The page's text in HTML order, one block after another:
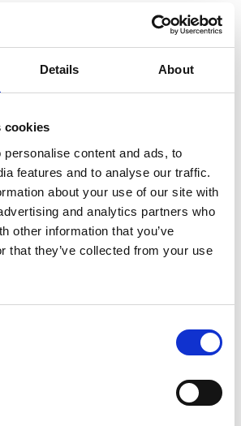
Details About
cookies
content and ads, to
features and to analyse our traffic.
about your use of our site with
and analytics partners who
other information that you’ve
that they’ve collected from your use
021028001170206
Onderdelen